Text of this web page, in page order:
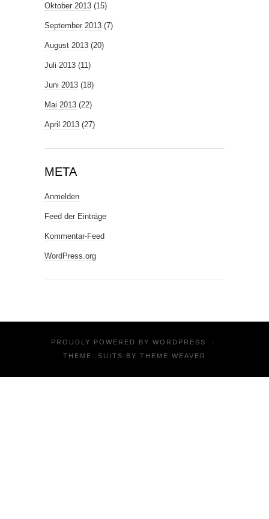
Oktober 2013 (15)
September 2013 (7)
August 2013 (20)
Juli 2013 (11)
Juni 2013 (18)
Mai 2013 (22)
April 2013 (27)
META
Anmelden
Feed der Einträge
Kommentar-Feed
WordPress.org
PROUDLY POWERED BY WORDPRESS
·
THEME: SUITS BY THEME WEAVER